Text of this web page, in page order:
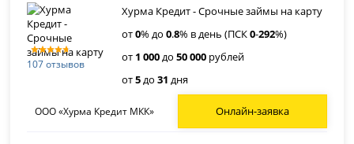
107 отзывов
Хурма Кредит - Срочные займы на карту
от0% до0.8% в день (ПСК0-292%)
от 1 000до50 000 рублей
от5до31 дня
ООО «Хурма Кредит МКК» Онлайн-заявка